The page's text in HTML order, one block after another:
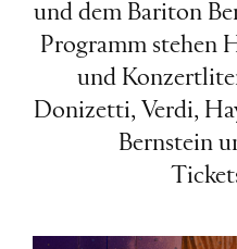
und dem Bariton
Programm stehen
und
Donizetti, Verdi,
Bernstein